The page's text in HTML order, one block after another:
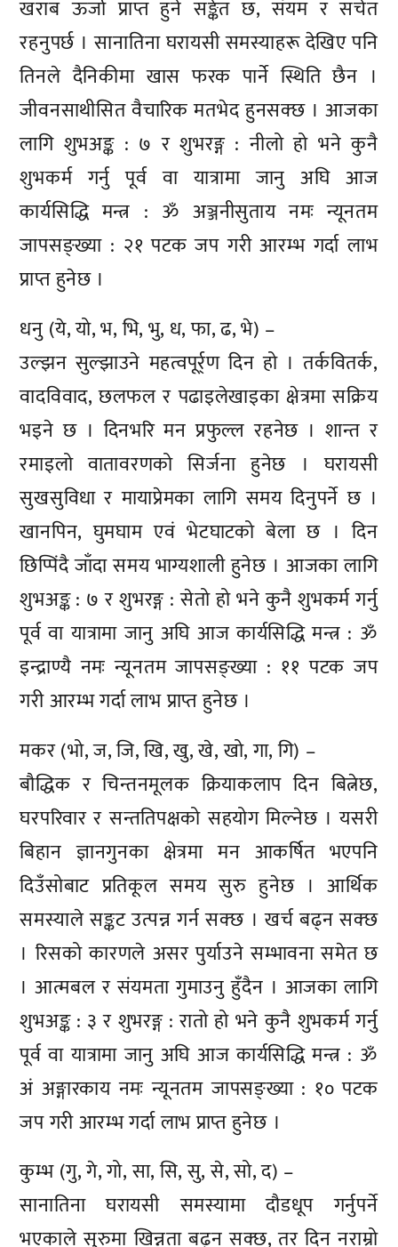
खराब ऊर्जा प्राप्त हुने सङ्केत छ, संयम र सचेत
रहनुपर्छ । सानातिना घरायसी समस्याहरू देखिए पनि
तिनले दैनिकीमा खास फरक पार्ने स्थिति छैन ।
जीवनसाथीसित वैचारिक मतभेद हुनसक्छ । आजका
लागि शुभअङ्क : ७ र शुभरङ्ग : नीलो हो भने कुनै
शुभकर्म गर्नु पूर्व वा यात्रामा जानु अघि आज
कार्यसिद्धि मन्त्र : ॐ अञ्जनीसुताय नमः न्यूनतम
जापसङ्ख्या : २१ पटक जप गरी आरम्भ गर्दा लाभ
प्राप्त हुनेछ ।
धनु (ये, यो, भ, भि, भु, ध, फा, ढ, भे) –
उल्झन सुल्झाउने महत्वपूर्र्ण दिन हो । तर्कवितर्क,
वादविवाद, छलफल र पढाइलेखाइका क्षेत्रमा सक्रिय
भइने छ । दिनभरि मन प्रफुल्ल रहनेछ । शान्त र
रमाइलो वातावरणको सिर्जना हुनेछ । घरायसी
सुखसुविधा र मायाप्रेमका लागि समय दिनुपर्ने छ ।
खानपिन, घुमघाम एवं भेटघाटको बेला छ । दिन
छिप्पिंदै जाँदा समय भाग्यशाली हुनेछ । आजका लागि
शुभअङ्क : ७ र शुभरङ्ग : सेतो हो भने कुनै शुभकर्म गर्नु
पूर्व वा यात्रामा जानु अघि आज कार्यसिद्धि मन्त्र : ॐ
इन्द्राण्यै नमः न्यूनतम जापसङ्ख्या : ११ पटक जप
गरी आरम्भ गर्दा लाभ प्राप्त हुनेछ ।
मकर (भो, ज, जि, खि, खु, खे, खो, गा, गि) –
बौद्धिक र चिन्तनमूलक क्रियाकलाप दिन बित्नेछ,
घरपरिवार र सन्ततिपक्षको सहयोग मिल्नेछ । यसरी
बिहान ज्ञानगुनका क्षेत्रमा मन आकर्षित भएपनि
दिउँसोबाट प्रतिकूल समय सुरु हुनेछ । आर्थिक
समस्याले सङ्कट उत्पन्न गर्न सक्छ । खर्च बढ्न सक्छ
। रिसको कारणले असर पुर्याउने सम्भावना समेत छ
। आत्मबल र संयमता गुमाउनु हुँदैन । आजका लागि
शुभअङ्क : ३ र शुभरङ्ग : रातो हो भने कुनै शुभकर्म गर्नु
पूर्व वा यात्रामा जानु अघि आज कार्यसिद्धि मन्त्र : ॐ
अं अङ्गारकाय नमः न्यूनतम जापसङ्ख्या : १० पटक
जप गरी आरम्भ गर्दा लाभ प्राप्त हुनेछ ।
कुम्भ (गु, गे, गो, सा, सि, सु, से, सो, द) –
सानातिना घरायसी समस्यामा दौडधूप गर्नुपर्ने
भएकाले सुरुमा खिन्नता बढ्न सक्छ, तर दिन नराम्रो